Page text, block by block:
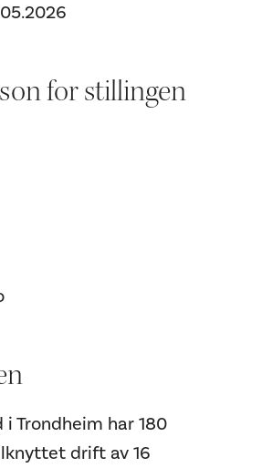
for stillingen
Trondheim har 180
drift av 16